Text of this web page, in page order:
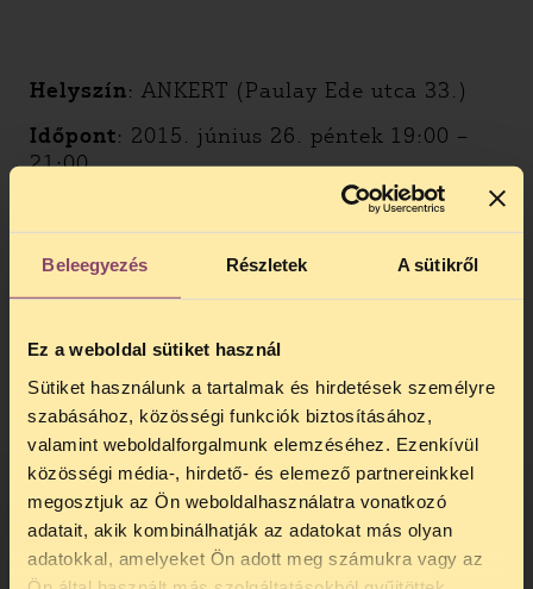
Beleegyezés Részletek A sütikről
Ez a weboldal sütiket használ
Sütiket használunk a tartalmak és hirdetések személyre
szabásához, közösségi funkciók biztosításához,
valamint weboldalforgalmunk elemzéséhez. Ezenkívül
közösségi média-, hirdető- és elemező partnereinkkel
megosztjuk az Ön weboldalhasználatra vonatkozó
adatait, akik kombinálhatják az adatokat más olyan
adatokkal, amelyeket Ön adott meg számukra vagy az
Helyszín: ANKERT (Paulay Ede utca 33.)
Időpont: 2015. június 26. péntek 19:00 –
21:00
19:00-19:20 – A ROOM FOR CHANGE
kampány bemutatása, Sárosi Péter, TASZ
bemutatja azt a rövid dokumentumfilmet,
amelyet a fővárosi utcai drogfogyaszás
jelenlegi trendjeiről készített
19:30 – 21:00 – Van-e élet a tűcserék
bezárása után? – beszélgetés a tűcsere
programokban dolgozó szakemberekkel
Résztvevők: Kováts Virág (Alternatíva
Alapítvány), Varga Mónika (Drogprevenciós
TELEFONOS JOGSEGÉLY